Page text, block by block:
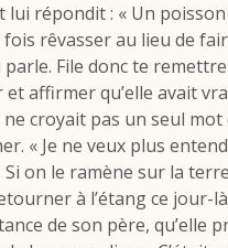
lui répondit : « Un
rêvasser au lieu de
File donc te
affirmer qu’elle avait
croyait pas un seul mot
« Je ne veux plus
Si on le ramène sur la
à l’étang ce jour-
de son père, qu’elle